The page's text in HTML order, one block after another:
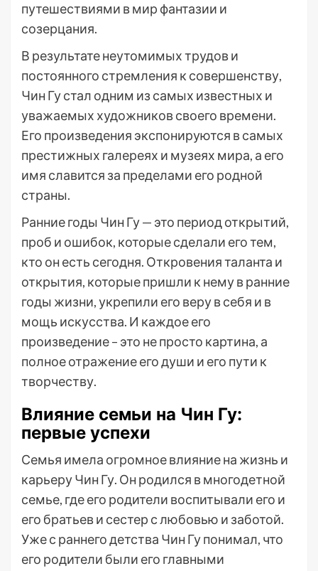
путешествиями в мир фантазии и
созерцания.
В результате неутомимых трудов и
постоянного стремления к совершенству,
Чин Гу стал одним из самых известных и
уважаемых художников своего времени.
Его произведения экспонируются в самых
престижных галереях и музеях мира, а его
имя славится за пределами его родной
страны.
Ранние годы Чин Гу — это период открытий,
проб и ошибок, которые сделали его тем,
кто он есть сегодня. Откровения таланта и
открытия, которые пришли к нему в ранние
годы жизни, укрепили его веру в себя и в
мощь искусства. И каждое его
произведение – это не просто картина, а
полное отражение его души и его пути к
творчеству.
Влияние семьи на Чин Гу:
первые успехи
Семья имела огромное влияние на жизнь и
карьеру Чин Гу. Он родился в многодетной
семье, где его родители воспитывали его и
его братьев и сестер с любовью и заботой.
Уже с раннего детства Чин Гу понимал, что
его родители были его главными